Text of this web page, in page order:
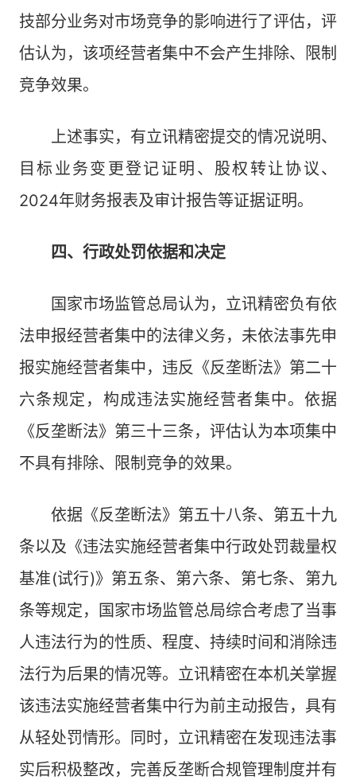
技部分业务对市场竞争的影响进行了评估，评
估认为，该项经营者集中不会产生排除、限制
竞争效果。
上述事实，有立讯精密提交的情况说明、
目标业务变更登记证明、股权转让协议、
2024年财务报表及审计报告等证据证明。
四、行政处罚依据和决定
国家市场监管总局认为，立讯精密负有依
法申报经营者集中的法律义务，未依法事先申
报实施经营者集中，违反《反垄断法》第二十
六条规定，构成违法实施经营者集中。依据
《反垄断法》第三十三条，评估认为本项集中
不具有排除、限制竞争的效果。
依据《反垄断法》第五十八条、第五十九
条以及《违法实施经营者集中行政处罚裁量权
基准(试行)》第五条、第六条、第七条、第九
条等规定，国家市场监管总局综合考虑了当事
人违法行为的性质、程度、持续时间和消除违
法行为后果的情况等。立讯精密在本机关掌握
该违法实施经营者集中行为前主动报告，具有
从轻处罚情形。同时，立讯精密在发现违法事
实后积极整改，完善反垄断合规管理制度并有